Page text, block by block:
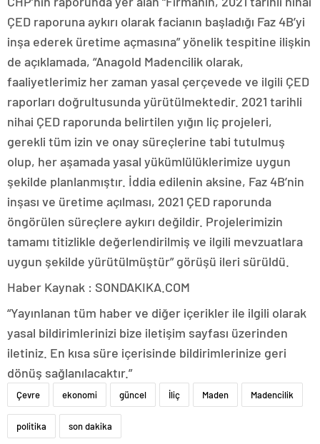
ÇED raporuna aykırı olarak facianın başladığı Faz 4B’yi
inşa ederek üretime açmasına” yönelik tespitine ilişkin
de açıklamada, “Anagold Madencilik olarak,
faaliyetlerimiz her zaman yasal çerçevede ve ilgili ÇED
raporları doğrultusunda yürütülmektedir. 2021 tarihli
nihai ÇED raporunda belirtilen yığın liç projeleri,
gerekli tüm izin ve onay süreçlerine tabi tutulmuş
olup, her aşamada yasal yükümlülüklerimize uygun
şekilde planlanmıştır. İddia edilenin aksine, Faz 4B’nin
inşası ve üretime açılması, 2021 ÇED raporunda
öngörülen süreçlere aykırı değildir. Projelerimizin
tamamı titizlikle değerlendirilmiş ve ilgili mevzuatlara
uygun şekilde yürütülmüştür” görüşü ileri sürüldü.
Haber Kaynak : SONDAKIKA.COM
“Yayınlanan tüm haber ve diğer içerikler ile ilgili olarak
yasal bildirimlerinizi bize iletişim sayfası üzerinden
iletiniz. En kısa süre içerisinde bildirimlerinize geri
dönüş sağlanılacaktır.”
Çevre ekonomi güncel İliç Maden Madencilik
politika son dakika